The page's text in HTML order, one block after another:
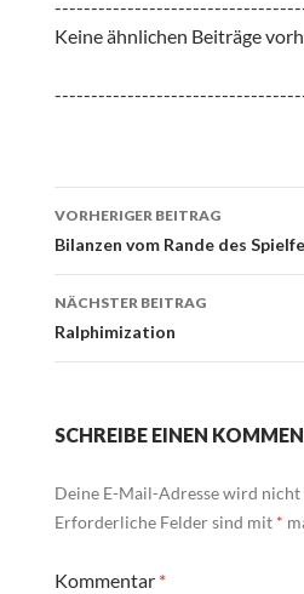
Keine ähnlichen Beiträge
Beitrags-
Navigation
VORHERIGER BEITRAG
Bilanzen vom Rande des
NÄCHSTER BEITRAG
Ralphimization
SCHREIBE EINEN
Deine E-Mail-Adresse wird
Erforderliche Felder sind mit *
Kommentar *